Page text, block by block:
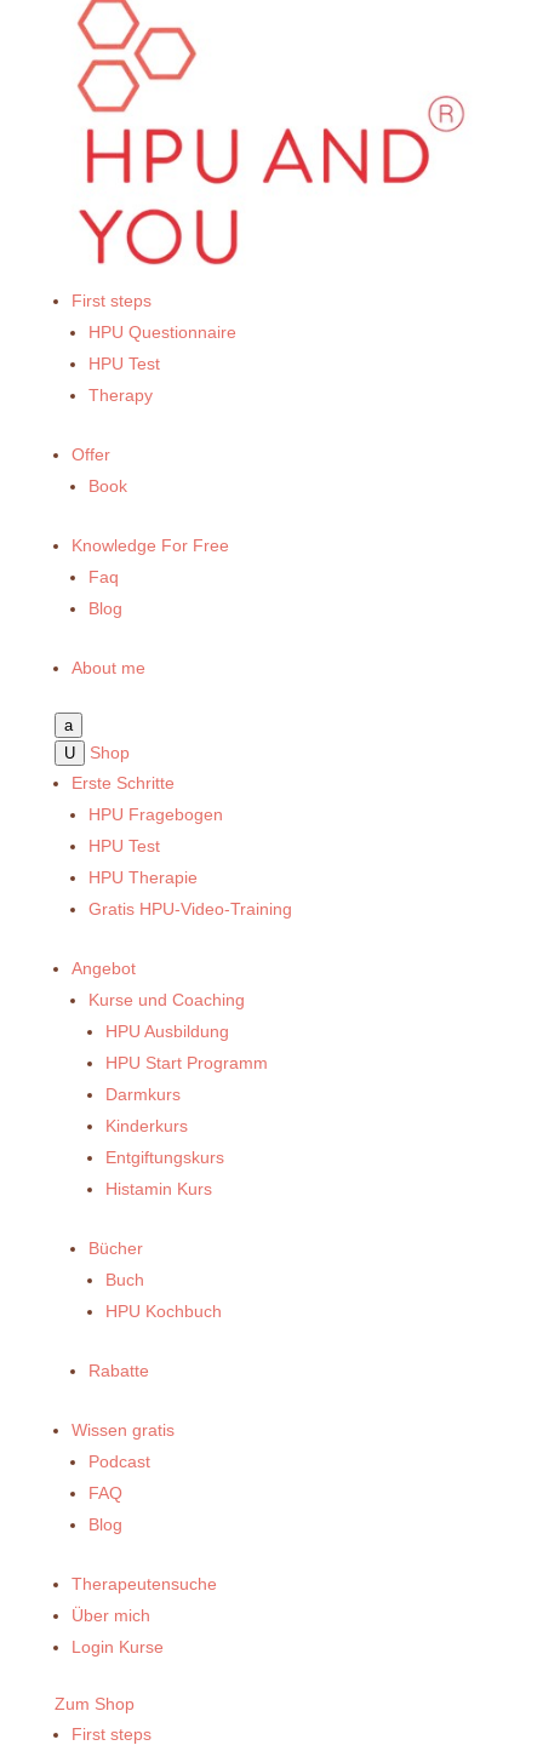
First steps
HPU Questionnaire
HPU Test
Therapy
Offer
Book
Knowledge For Free
Faq
Blog
About me
a
U
Shop
Erste Schritte
HPU Fragebogen
HPU Test
HPU Therapie
Gratis HPU-Video-Training
Angebot
Kurse und Coaching
HPU Ausbildung
HPU Start Programm
Darmkurs
Kinderkurs
Entgiftungskurs
Histamin Kurs
Bücher
Buch
HPU Kochbuch
Rabatte
Wissen gratis
Podcast
FAQ
Blog
Therapeutensuche
Über mich
Login Kurse
Zum Shop
First steps